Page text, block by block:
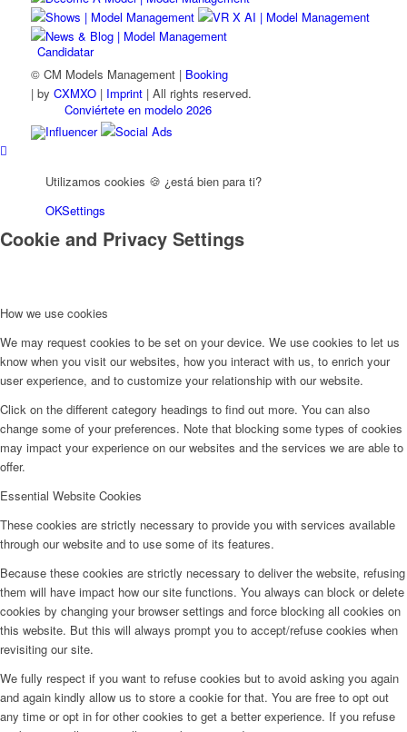
Candidatar
Conviértete en modelo 2026
Marcas de moda
Wiki
Peppa del Día
News
x Instagram
© CM Models Management | Booking
| by CXMXO| Imprint| All rights reserved.
Influencer Social Ads
Utilizamos cookies 🍪 ¿está bien para ti?
OKSettings
Cookie and Privacy Settings
How we use cookies
We may request cookies to be set on your device. We use cookies to let us
know when you visit our websites, how you interact with us, to enrich your
user experience, and to customize your relationship with our website.
Click on the different category headings to find out more. You can also
change some of your preferences. Note that blocking some types of cookies
may impact your experience on our websites and the services we are able to
offer.
Essential Website Cookies
These cookies are strictly necessary to provide you with services available
through our website and to use some of its features.
Because these cookies are strictly necessary to deliver the website, refusing
them will have impact how our site functions. You always can block or delete
cookies by changing your browser settings and force blocking all cookies on
this website. But this will always prompt you to accept/refuse cookies when
revisiting our site.
We fully respect if you want to refuse cookies but to avoid asking you again
and again kindly allow us to store a cookie for that. You are free to opt out
any time or opt in for other cookies to get a better experience. If you refuse